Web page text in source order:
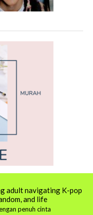
adult navigating K-pop
and life
penuh cinta